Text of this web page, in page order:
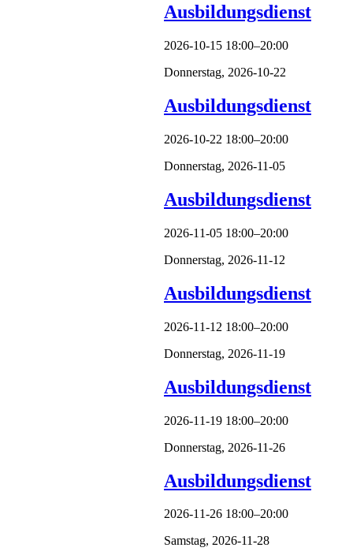
Ausbildungsdienst
2026-10-15 18:00–20:00
Donnerstag, 2026-10-22
Ausbildungsdienst
2026-10-22 18:00–20:00
Donnerstag, 2026-11-05
Ausbildungsdienst
2026-11-05 18:00–20:00
Donnerstag, 2026-11-12
Ausbildungsdienst
2026-11-12 18:00–20:00
Donnerstag, 2026-11-19
Ausbildungsdienst
2026-11-19 18:00–20:00
Donnerstag, 2026-11-26
Ausbildungsdienst
2026-11-26 18:00–20:00
Samstag, 2026-11-28